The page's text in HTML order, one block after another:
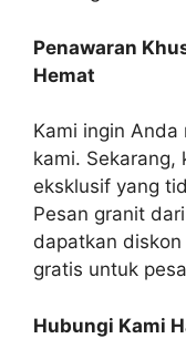
Penawaran
Hemat
Kami ingin
kami. Sekarang,
eksklusif yang
Pesan granit
dapatkan
gratis untuk
Hubungi Kami